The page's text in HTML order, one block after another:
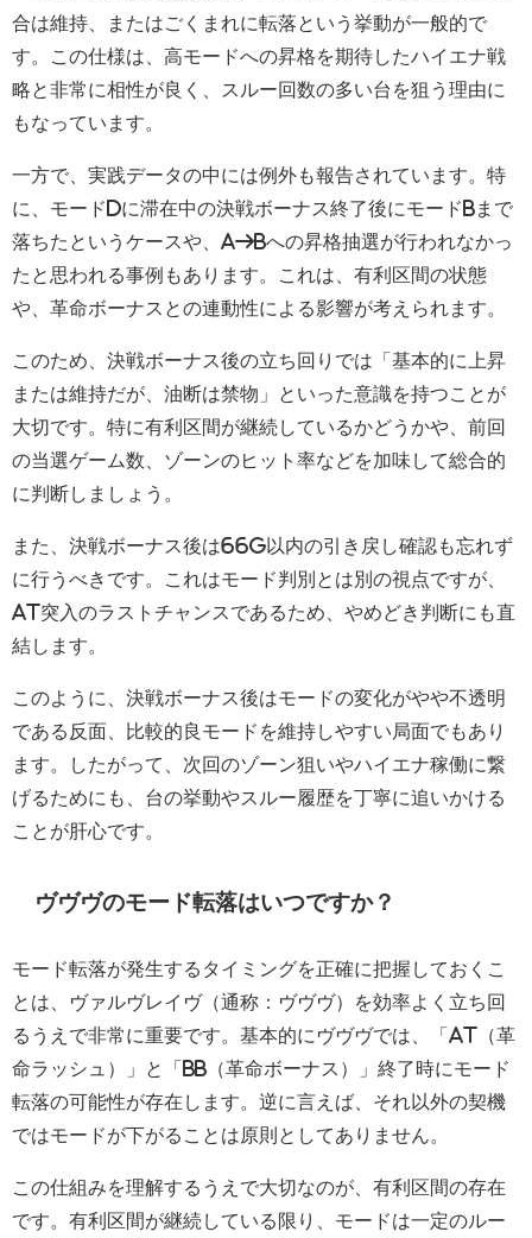
合は維持、またはごくまれに転落という挙動が一般的で
す。この仕様は、高モードへの昇格を期待したハイエナ戦
略と非常に相性が良く、スルー回数の多い台を狙う理由に
もなっています。
一方で、実践データの中には例外も報告されています。特
に、モードDに滞在中の決戦ボーナス終了後にモードBまで
落ちたというケースや、A→Bへの昇格抽選が行われなかっ
たと思われる事例もあります。これは、有利区間の状態
や、革命ボーナスとの連動性による影響が考えられます。
このため、決戦ボーナス後の立ち回りでは「基本的に上昇
または維持だが、油断は禁物」といった意識を持つことが
大切です。特に有利区間が継続しているかどうかや、前回
の当選ゲーム数、ゾーンのヒット率などを加味して総合的
に判断しましょう。
また、決戦ボーナス後は66G以内の引き戻し確認も忘れず
に行うべきです。これはモード判別とは別の視点ですが、
AT突入のラストチャンスであるため、やめどき判断にも直
結します。
このように、決戦ボーナス後はモードの変化がやや不透明
である反面、比較的良モードを維持しやすい局面でもあり
ます。したがって、次回のゾーン狙いやハイエナ稼働に繋
げるためにも、台の挙動やスルー履歴を丁寧に追いかける
ことが肝心です。
ヴヴヴのモード転落はいつですか？
モード転落が発生するタイミングを正確に把握しておくこ
とは、ヴァルヴレイヴ（通称：ヴヴヴ）を効率よく立ち回
るうえで非常に重要です。基本的にヴヴヴでは、「AT（革
命ラッシュ）」と「BB（革命ボーナス）」終了時にモード
転落の可能性が存在します。逆に言えば、それ以外の契機
ではモードが下がることは原則としてありません。
この仕組みを理解するうえで大切なのが、有利区間の存在
です。有利区間が継続している限り、モードは一定のルー